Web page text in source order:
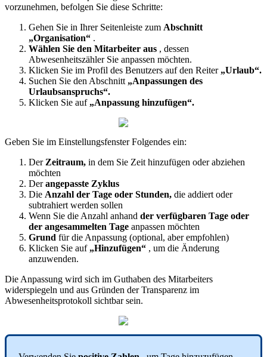
vorzunehmen, befolgen Sie diese Schritte:
Gehen Sie in Ihrer Seitenleiste zum Abschnitt
„Organisation“ .
Wählen Sie den Mitarbeiter aus , dessen
Abwesenheitszähler Sie anpassen möchten.
Klicken Sie im Profil des Benutzers auf den Reiter „Urlaub“.
Suchen Sie den Abschnitt „Anpassungen des
Urlaubsanspruchs“.
Klicken Sie auf „Anpassung hinzufügen“.
Geben Sie im Einstellungsfenster Folgendes ein:
Der Zeitraum, in dem Sie Zeit hinzufügen oder abziehen
möchten
Der angepasste Zyklus
Die Anzahl der Tage oder Stunden, die addiert oder
subtrahiert werden sollen
Wenn Sie die Anzahl anhand der verfügbaren Tage oder
der angesammelten Tage anpassen möchten
Grund für die Anpassung (optional, aber empfohlen)
Klicken Sie auf „Hinzufügen“ , um die Änderung
anzuwenden.
Die Anpassung wird sich im Guthaben des Mitarbeiters
widerspiegeln und aus Gründen der Transparenz im
Abwesenheitsprotokoll sichtbar sein.